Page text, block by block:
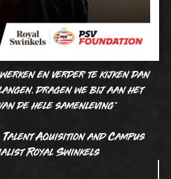
werken en verder te kijken dan
dragen we bij aan het
de hele samenleving”
Aquisition and Campus
Royal Swinkels